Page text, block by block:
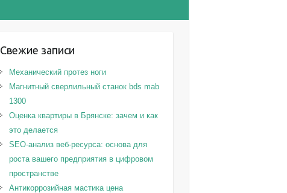
Свежие записи
Механический протез ноги
Магнитный сверлильный станок bds mab
1300
Оценка квартиры в Брянске: зачем и как
это делается
SEO-анализ веб-ресурса: основа для
роста вашего предприятия в цифровом
пространстве
Антикоррозийная мастика цена